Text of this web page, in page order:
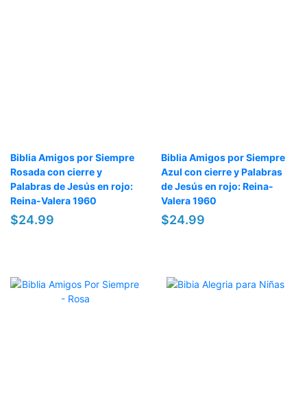
Biblia Amigos por Siempre
Rosada con cierre y
Palabras de Jesús en rojo:
Reina-Valera 1960
$24.99
Biblia Amigos por Siempre
Azul con cierre y Palabras
de Jesús en rojo: Reina-
Valera 1960
$24.99